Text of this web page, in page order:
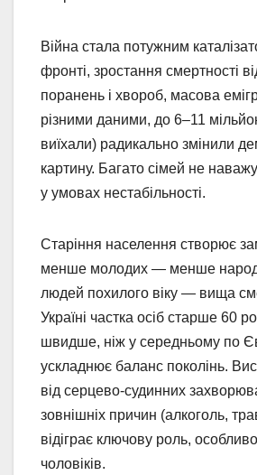
Війна стала потужним
фронті, зростання смертності
поранень і хвороб, масова
різними даними, до 6–11
виїхали) радикально змінили
картину. Багато сімей не
у умовах нестабільності.
Старіння населення створює
менше молодих — менше
людей похилого віку — вища
Україні частка осіб старше 60
швидше, ніж у середньому по
ускладнює баланс поколінь.
від серцево-судинних
зовнішніх причин (алкоголь,
відіграє ключову роль,
чоловіків.